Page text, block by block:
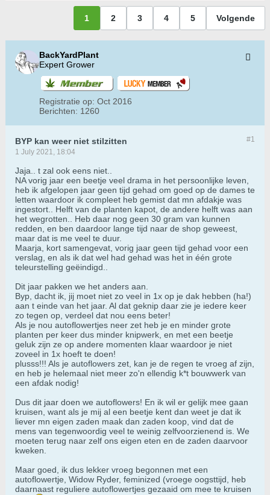
1 2 3 4 5 Volgende
BackYardPlant
Expert Grower
Registratie op: Oct 2016
Berichten: 1260
#1
BYP kan weer niet stilzitten
1 July 2021, 18:04
Jaja.. t zal ook eens niet..
NA vorig jaar een beetje veel drama in het persoonlijke leven,
heb ik afgelopen jaar geen tijd gehad om goed op de dames te
letten waardoor ik compleet heb gemist dat mn afdakje was
ingestort.. Helft van de planten kapot, de andere helft was aan
het wegrotten.. Heb daar nog geen 30 gram van kunnen
redden, en ben daardoor lange tijd naar de shop geweest,
maar dat is me veel te duur.
Maarja, kort samengevat, vorig jaar geen tijd gehad voor een
verslag, en als ik dat wel had gehad was het in één grote
teleurstelling geëindigd..
Dit jaar pakken we het anders aan.
Byp, dacht ik, jij moet niet zo veel in 1x op je dak hebben (ha!)
aan t einde van het jaar. Al dat geknip daar zie je iedere keer
zo tegen op, verdeel dat nou eens beter!
Als je nou autoflowertjes neer zet heb je en minder grote
planten per keer dus minder knipwerk, en met een beetje
geluk zijn ze op andere momenten klaar waardoor je niet
zoveel in 1x hoeft te doen!
plusss!!! Als je autoflowers zet, kan je de regen te vroeg af zijn,
en heb je helemaal niet meer zo'n ellendig k*t bouwwerk van
een afdak nodig!
Dus dit jaar doen we autoflowers! En ik wil er gelijk mee gaan
kruisen, want als je mij al een beetje kent dan weet je dat ik
liever mn eigen zaden maak dan zaden koop, vind dat de
mens van tegenwoordig veel te weinig zelfvoorzienend is. We
moeten terug naar zelf ons eigen eten en de zaden daarvoor
kweken.
Maar goed, ik dus lekker vroeg begonnen met een
autoflowertje, Widow Ryder, feminized (vroege oogsttijd, heb
daarnaast reguliere autoflowertjes gezaaid om mee te kruisen